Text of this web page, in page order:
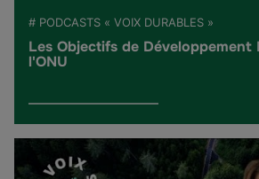
# PODCASTS « VOIX DURABLES »
Les Objectifs de Développement
l'ONU